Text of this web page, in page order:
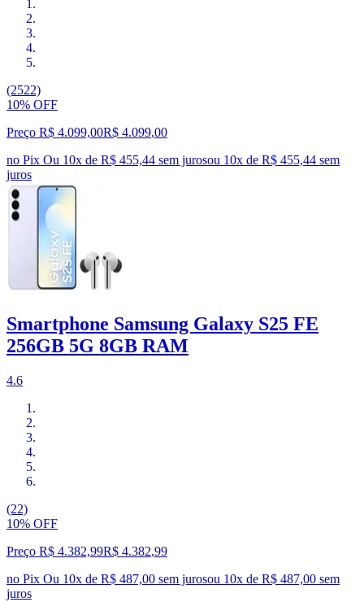
(2522)
10% OFF
Preço R$ 4.099,00R$ 4.099,00
no Pix Ou 10x de R$ 455,44 sem jurosou 10x de R$ 455,44 sem
juros
Smartphone Samsung Galaxy S25 FE
256GB 5G 8GB RAM
4.6
(22)
10% OFF
Preço R$ 4.382,99R$ 4.382,99
no Pix Ou 10x de R$ 487,00 sem jurosou 10x de R$ 487,00 sem
juros